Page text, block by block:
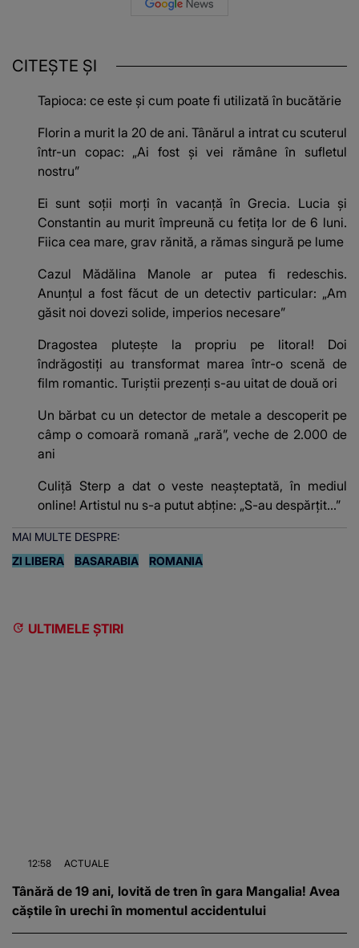
CITEȘTE ȘI
Tapioca: ce este și cum poate fi utilizată în bucătărie
Florin a murit la 20 de ani. Tânărul a intrat cu scuterul
într-un copac: „Ai fost și vei rămâne în sufletul
nostru”
Ei sunt soții morți în vacanță în Grecia. Lucia și
Constantin au murit împreună cu fetița lor de 6 luni.
Fiica cea mare, grav rănită, a rămas singură pe lume
Cazul Mădălina Manole ar putea fi redeschis.
Anunțul a fost făcut de un detectiv particular: „Am
găsit noi dovezi solide, imperios necesare”
Dragostea plutește la propriu pe litoral! Doi
îndrăgostiți au transformat marea într-o scenă de
film romantic. Turiștii prezenți s-au uitat de două ori
Un bărbat cu un detector de metale a descoperit pe
câmp o comoară romană „rară”, veche de 2.000 de
ani
Culiță Sterp a dat o veste neașteptată, în mediul
online! Artistul nu s-a putut abține: „S-au despărțit...”
MAI MULTE DESPRE:
ZI LIBERA
BASARABIA ROMANIA
ULTIMELE ȘTIRI
12:58 ACTUALE
Tânără de 19 ani, lovită de tren în gara Mangalia! Avea
căștile în urechi în momentul accidentului